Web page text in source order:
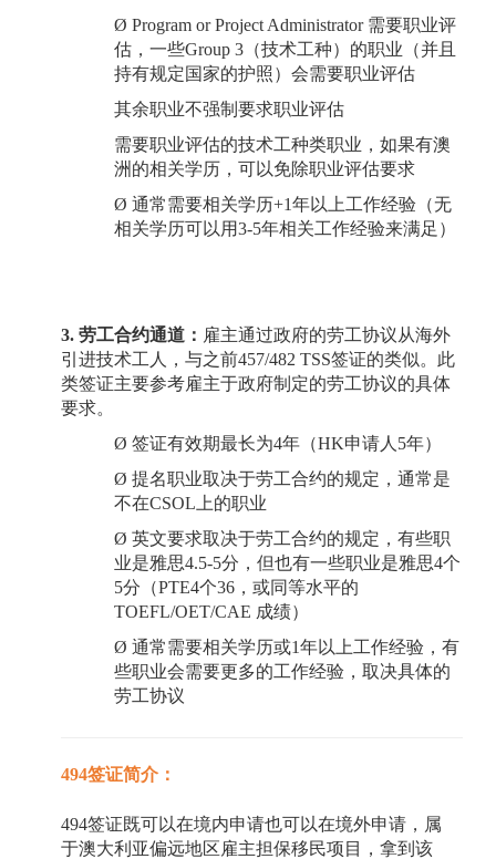
Ø Program or Project Administrator 需要职业评
估，一些Group 3（技术工种）的职业（并且
持有规定国家的护照）会需要职业评估
其余职业不强制要求职业评估
需要职业评估的技术工种类职业，如果有澳
洲的相关学历，可以免除职业评估要求
Ø 通常需要相关学历+1年以上工作经验（无
相关学历可以用3-5年相关工作经验来满足）
3. 劳工合约通道： 雇主通过政府的劳工协议从海外
引进技术工人，与之前457/482 TSS签证的类似。此
类签证主要参考雇主于政府制定的劳工协议的具体
要求。
Ø 签证有效期最长为4年（HK申请人5年）
Ø 提名职业取决于劳工合约的规定，通常是
不在CSOL上的职业
Ø 英文要求取决于劳工合约的规定，有些职
业是雅思4.5-5分，但也有一些职业是雅思4个
5分（PTE4个36，或同等水平的
TOEFL/OET/CAE 成绩）
Ø 通常需要相关学历或1年以上工作经验，有
些职业会需要更多的工作经验，取决具体的
劳工协议
494签证简介：
494签证既可以在境内申请也可以在境外申请，属
于澳大利亚偏远地区雇主担保移民项目，拿到该